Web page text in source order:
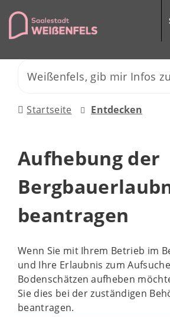
Startseite Entdecken
Aufhebung der
beantragen
Wenn Sie mit Ihrem Betrieb im
und Ihre Erlaubnis zum
Bodenschätzen aufheben
Sie dies bei der zuständigen
beantragen.